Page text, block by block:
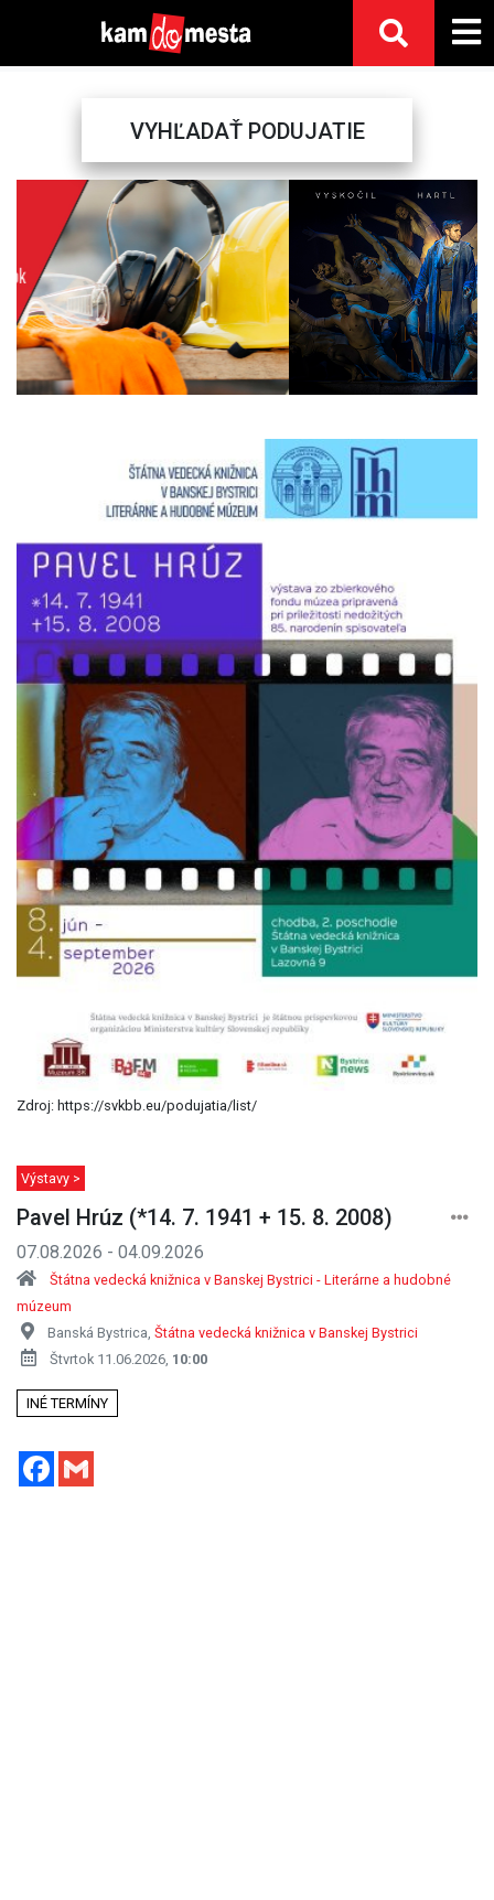
VYHĽADAŤ PODUJATIE
Previous Next
Zdroj: https://svkbb.eu/podujatia/list/
Výstavy >
Pavel Hrúz (*14. 7. 1941 + 15. 8. 2008)
07.08.2026 - 04.09.2026
Štátna vedecká knižnica v Banskej Bystrici - Literárne a hudobné
múzeum
Banská Bystrica, Štátna vedecká knižnica v Banskej Bystrici
Štvrtok 11.06.2026, 10:00
INÉ TERMÍNY
Facebook